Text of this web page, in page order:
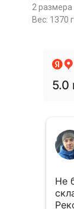
2 размера
Вес: 1370